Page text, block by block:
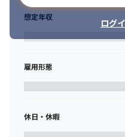
ログ
想定年収
雇用形態
休日・休暇